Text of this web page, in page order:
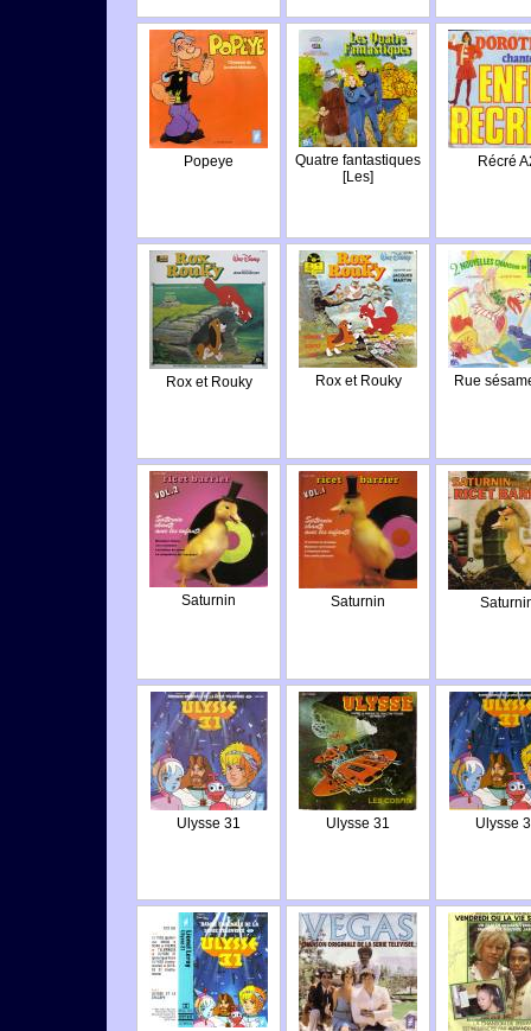
Popeye
Quatre fantastiques
[Les]
Récré
Rox et Rouky Rox et Rouky Rue
Saturnin Saturnin
Ulysse 31 Ulysse 31 Ulysse